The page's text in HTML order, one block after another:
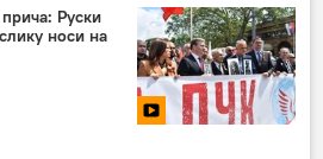
Руски
носи на